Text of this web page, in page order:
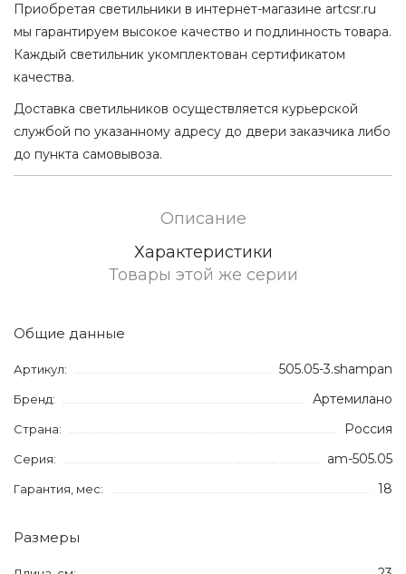
Приобретая светильники в интернет-магазине artcsr.ru
мы гарантируем высокое качество и подлинность товара.
Каждый светильник укомплектован сертификатом
качества.
Доставка светильников осуществляется курьерской
службой по указанному адресу до двери заказчика либо
до пункта самовывоза.
Описание
Характеристики
Товары этой же серии
Общие данные
Артикул: 505.05-3.shampan
Бренд: Артемилано
Страна: Россия
Серия: am-505.05
Гарантия, мес: 18
Размеры